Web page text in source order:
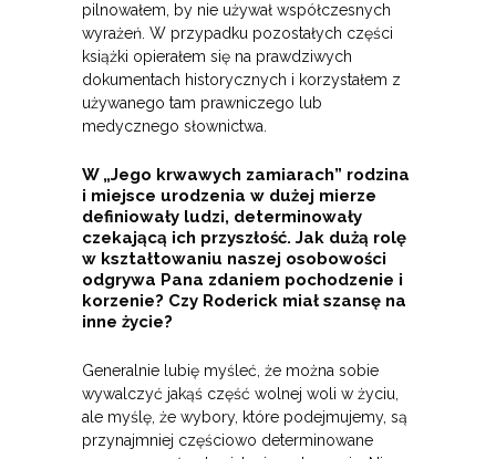
pilnowałem, by nie używał współczesnych
wyrażeń. W przypadku pozostałych części
książki opierałem się na prawdziwych
dokumentach historycznych i korzystałem z
używanego tam prawniczego lub
medycznego słownictwa.
W „Jego krwawych zamiarach” rodzina
i miejsce urodzenia w dużej mierze
definiowały ludzi, determinowały
czekającą ich przyszłość. Jak dużą rolę
w kształtowaniu naszej osobowości
odgrywa Pana zdaniem pochodzenie i
korzenie? Czy Roderick miał szansę na
inne życie?
Generalnie lubię myśleć, że można sobie
wywalczyć jakąś część wolnej woli w życiu,
ale myślę, że wybory, które podejmujemy, są
przynajmniej częściowo determinowane